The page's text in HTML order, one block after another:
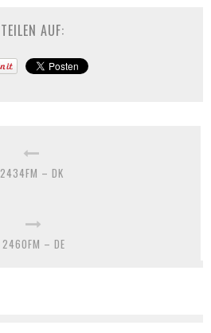
TEILEN AUF:
2434FM – DK
2460FM – DE